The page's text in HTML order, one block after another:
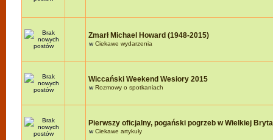
Zmarł Michael Howard (1948-2015)
wCiekawe wydarzenia
Wiccański Weekend Wesiory 2015
wRozmowy o spotkaniach
Pierwszy oficjalny, pogański pogrzeb w Wielkiej
wCiekawe artykuły